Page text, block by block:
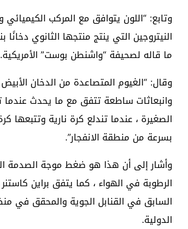
وتابع: “اللون يتوافق مع المركب
النيتروجين التي ينتج منتجها الثانوي دخانًا
ما قاله لصحيفة “واشنطن بوست” الأمريكية.
وقال: “الغيوم المتصاعدة من الدخان
وانبعاثات ساطعة تتفق مع ما يحدث عندما
الصغيرة ، عندما تندلع كرة نارية وتتبعها
بسرعة من منطقة الانفجار”.
وأشار إلى أن هذا هو ضغط موجة الصدمة
الرطوبة في الهواء ، كما يتفق براين كاستنر
السابق في القنابل الجوية والمحقق في
الدولية.